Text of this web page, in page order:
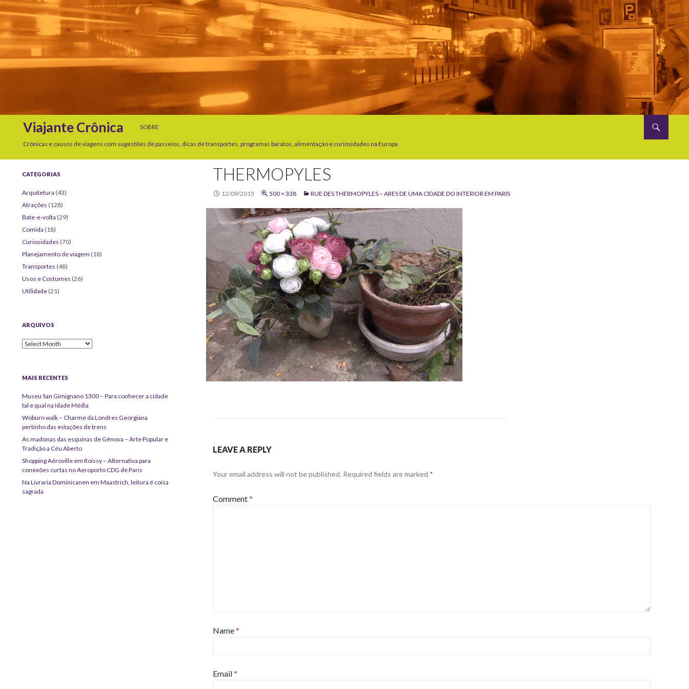
Viajante Crônica
Search
SOBRE
Crônicas e causos de viagens com sugestões de passeios, dicas de transportes, programas baratos, alimentação e curiosidades na Europa
THERMOPYLES
12/09/2015 500 × 338 RUE DES THERMOPYLES – ARES DE UMA CIDADE DO INTERIOR EM PARIS
LEAVE A REPLY
Your email address will not be published. Required fields are marked *
Comment*
Name*
Email*
CATEGORIAS
Arquitetura (43)
Atrações (128)
Bate-e-volta (29)
Comida (18)
Curiosidades (70)
Planejamento de viagem (18)
Transportes (48)
Usos e Costumes (26)
Utilidade (21)
ARQUIVOS
Arquivos
MAIS RECENTES
Museu San Gimignano 1300 – Para conhecer a cidade
tal e qual na Idade Média
Woburn walk – Charme da Londres Georgiana
pertinho das estações de trens
As madonas das esquinas de Gênova – Arte Popular e
Tradição a Céu Aberto
Shopping Aéroville em Roissy – Alternativa para
conexões curtas no Aeroporto CDG de Paris
Na Livraria Dominicanen em Maastrich, leitura é coisa
sagrada